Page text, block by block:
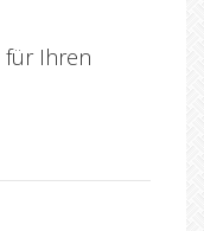
für Ihren